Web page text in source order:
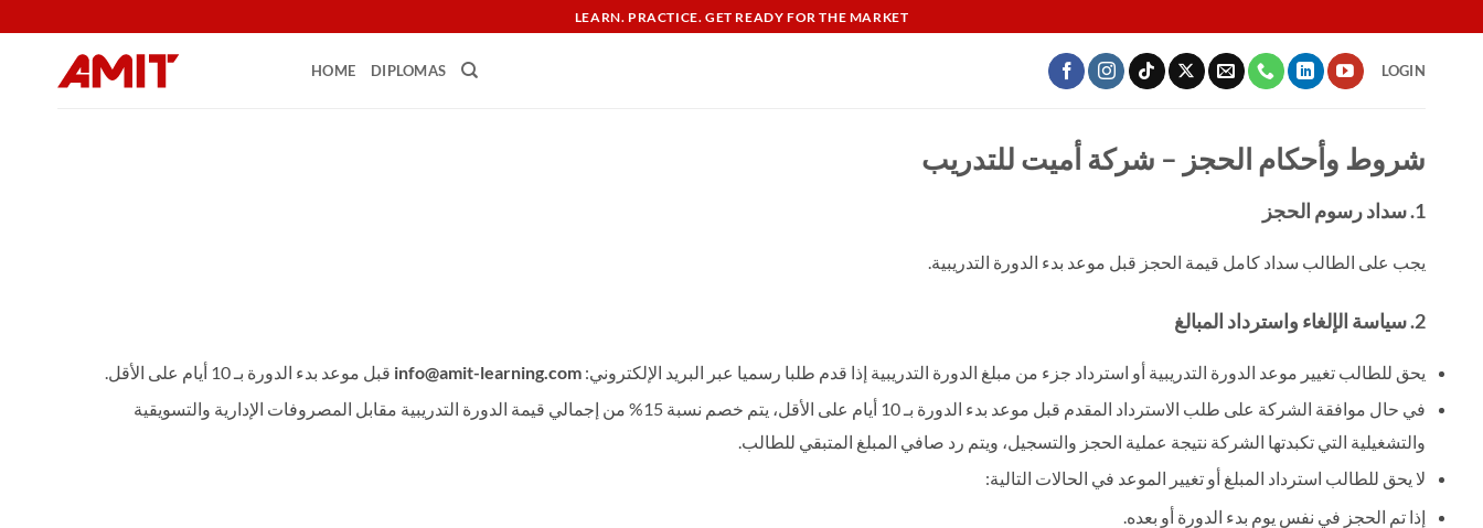
to
LEARN. PRACTICE. GET READY FOR THE MARKET
HOME DIPLOMAS LOGIN
شروط وأحكام الحجز – شركة أميت للتدريب
1. سداد رسوم الحجز
يجب على الطالب سداد كامل قيمة الحجز قبل موعد بدء الدورة التدريبية.
2. سياسة الإلغاء واسترداد المبالغ
يحق للطالب تغيير موعد الدورة التدريبية أو استرداد جزء من مبلغ الدورة التدريبية إذا قدم طلبا رسميا عبر البريد الإلكتروني: info@amit-learning.com قبل موعد بدء الدورة بـ 10 أيام على الأقل.
في حال موافقة الشركة على طلب الاسترداد المقدم قبل موعد بدء الدورة بـ 10 أيام على الأقل، يتم خصم نسبة 15% من إجمالي قيمة الدورة التدريبية مقابل المصروفات الإدارية والتسويقية
والتشغيلية التي تكبدتها الشركة نتيجة عملية الحجز والتسجيل، ويتم رد صافي المبلغ المتبقي للطالب.
لا يحق للطالب استرداد المبلغ أو تغيير الموعد في الحالات التالية:
إذا تم الحجز في نفس يوم بدء الدورة أو بعده.